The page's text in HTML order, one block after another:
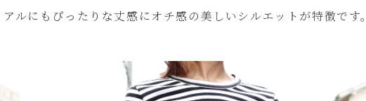
ルにもぴったりな丈感にオチ感の美しいシルエットが特徴です。